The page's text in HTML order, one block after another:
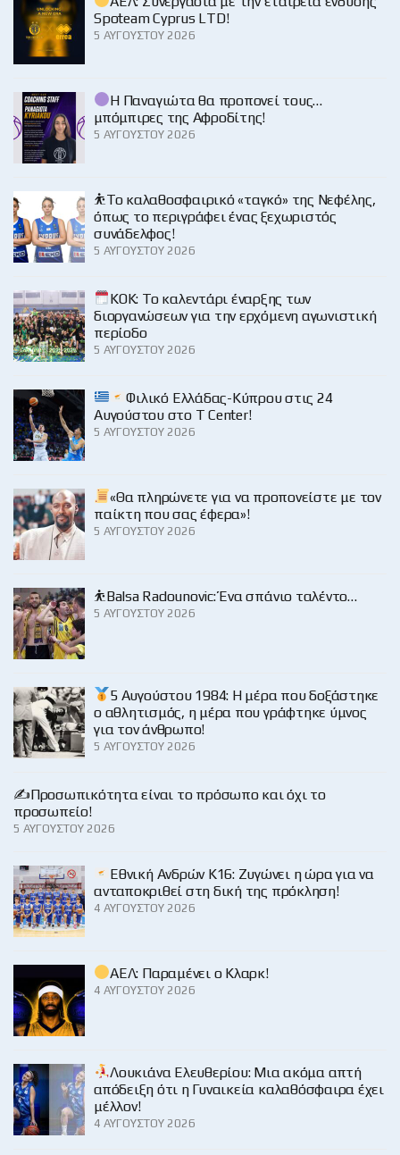
Spoteam Cyprus LTD!
5 ΑΥΓΟΎΣΤΟΥ 2026
Η Παναγιώτα θα προπονεί τους…
μπόμπιρες της Αφροδίτης!
5 ΑΥΓΟΎΣΤΟΥ 2026
⛹️‍Το καλαθοσφαιρικό «ταγκό» της Νεφέλης,
όπως το περιγράφει ένας ξεχωριστός
συνάδελφος!
5 ΑΥΓΟΎΣΤΟΥ 2026
KOK: Το καλεντάρι έναρξης των
διοργανώσεων για την ερχόμενη αγωνιστική
περίοδο
5 ΑΥΓΟΎΣΤΟΥ 2026
Φιλικό Ελλάδας-Κύπρου στις 24
Αυγούστου στο Τ Center!
5 ΑΥΓΟΎΣΤΟΥ 2026
«Θα πληρώνετε για να προπονείστε με τον
παίκτη που σας έφερα»!
5 ΑΥΓΟΎΣΤΟΥ 2026
⛹️Balsa Radounovic: Ένα σπάνιο ταλέντο…
5 ΑΥΓΟΎΣΤΟΥ 2026
5 Αυγούστου 1984: Η μέρα που δοξάστηκε
ο αθλητισμός, η μέρα που γράφτηκε ύμνος
για τον άνθρωπο!
5 ΑΥΓΟΎΣΤΟΥ 2026
✍️Προσωπικότητα είναι το πρόσωπο και όχι το
προσωπείο!
5 ΑΥΓΟΎΣΤΟΥ 2026
Εθνική Ανδρών Κ16: Ζυγώνει η ώρα για να
ανταποκριθεί στη δική της πρόκληση!
4 ΑΥΓΟΎΣΤΟΥ 2026
ΑΕΛ: Παραμένει ο Κλαρκ!
4 ΑΥΓΟΎΣΤΟΥ 2026
Λουκιάνα Ελευθερίου: Μια ακόμα απτή
απόδειξη ότι η Γυναικεία καλαθόσφαιρα έχει
μέλλον!
4 ΑΥΓΟΎΣΤΟΥ 2026